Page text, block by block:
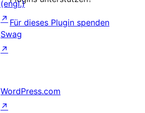
Für dieses Plugin spenden
(engl.)
↗
Swag
↗
WordPress.com
↗